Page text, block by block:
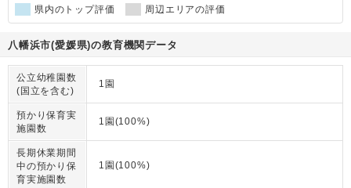
県内のトップ評価 周辺エリアの評価
八幡浜市(愛媛県)の教育機関データ
公立幼稚園数
(国立を含む)
1園
預かり保育実
施園数
1園(100%)
長期休業期間
中の預かり保
育実施園数
1園(100%)